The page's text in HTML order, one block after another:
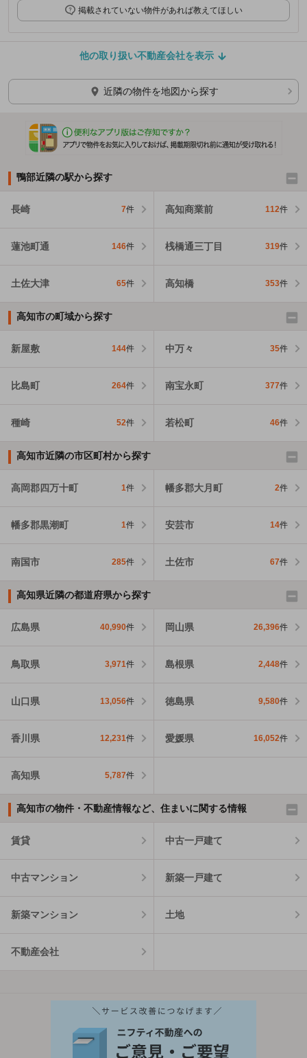
掲載されていない物件があれば教えてほしい
他の取り扱い不動産会社を表示
近隣の物件を地図から探す
鴨部近隣の駅から探す
長崎 7件 高知商業前 112件
蓮池町通 146件 桟橋通三丁目 319件
土佐大津 65件 高知橋 353件
高知市の町域から探す
新屋敷 144件 中万々 35件
比島町 264件 南宝永町 377件
種崎 52件 若松町 46件
高知市近隣の市区町村から探す
高岡郡四万十町 1件 幡多郡大月町 2件
幡多郡黒潮町 1件 安芸市 14件
南国市 285件 土佐市 67件
高知県近隣の都道府県から探す
広島県 40,990件 岡山県 26,396件
鳥取県 3,971件 島根県 2,448件
山口県 13,056件 徳島県 9,580件
香川県 12,231件 愛媛県 16,052件
高知県 5,787件
高知市の物件・不動産情報など、住まいに関する情報
賃貸 中古一戸建て
中古マンション 新築一戸建て
新築マンション 土地
不動産会社